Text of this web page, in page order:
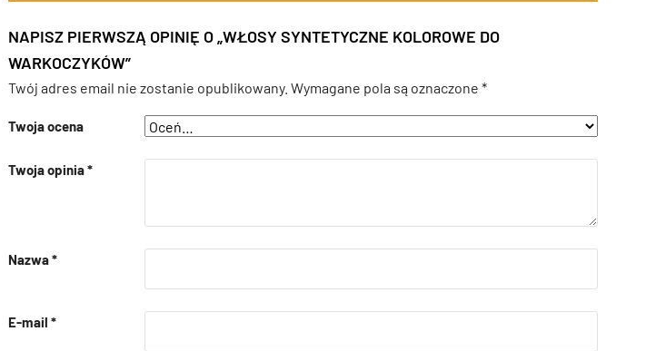
NAPISZ PIERWSZĄ OPINIĘ O „WŁOSY SYNTETYCZNE KOLOROWE DO
WARKOCZYKÓW”
Twój adres email nie zostanie opublikowany. Wymagane pola są oznaczone *
Twoja ocena
Twoja opinia*
Nazwa*
E-mail *